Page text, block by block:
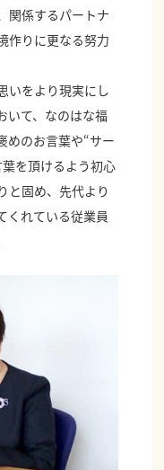
関係するパートナ
作りに更なる努力
いをより現実にし
いて、なのはな福
めのお言葉や“サー
を頂けるよう初心
と固め、先代より
くれている従業員